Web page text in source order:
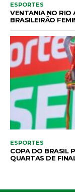
ESPORTES
VENTANIA NO RIO
BRASILEIRÃO
ESPORTES
COPA DO BRASIL
QUARTAS DE